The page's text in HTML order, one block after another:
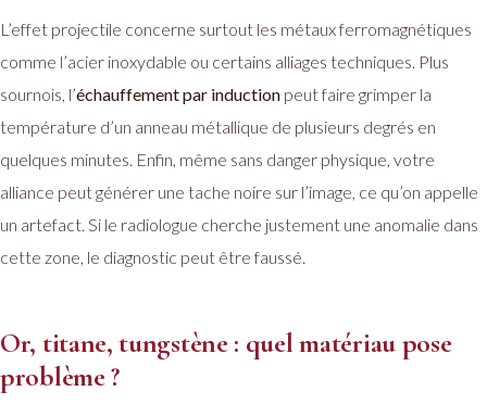
L’effet projectile concerne surtout les métaux ferromagnétiques
comme l’acier inoxydable ou certains alliages techniques. Plus
sournois, l’échauffement par induction peut faire grimper la
température d’un anneau métallique de plusieurs degrés en
quelques minutes. Enfin, même sans danger physique, votre
alliance peut générer une tache noire sur l’image, ce qu’on appelle
un artefact. Si le radiologue cherche justement une anomalie dans
cette zone, le diagnostic peut être faussé.
Or, titane, tungstène : quel matériau pose
problème ?